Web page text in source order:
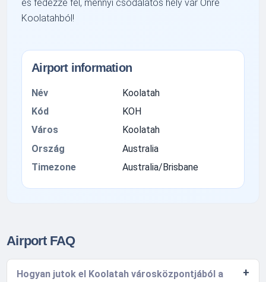
és fedezze fel, mennyi csodálatos hely vár Önre
Koolatahból!
Airport information
Név
Koolatah
Kód
KOH
Város
Koolatah
Ország
Australia
Timezone
Australia/Brisbane
Airport FAQ
Hogyan jutok el Koolatah városközpontjából a